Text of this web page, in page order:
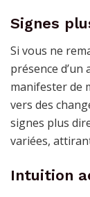
Signes
Si vous ne
présence d’un
manifester de
vers des
signes plus
variées,
Intuition